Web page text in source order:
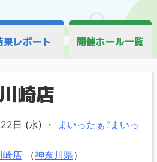
果レポート 開催ホール一覧
崎店
日 (水) ・
まいったぁ⤴まいっ
崎店（神奈川県）